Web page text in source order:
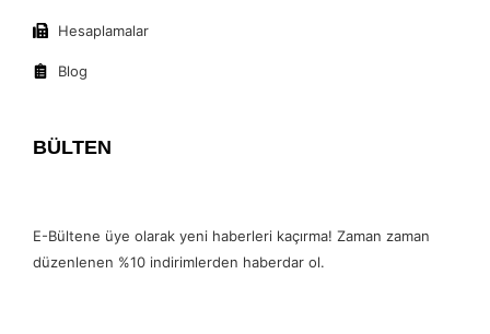
Hesaplamalar
Blog
BÜLTEN
E-Bültene üye olarak yeni haberleri kaçırma! Zaman zaman
düzenlenen %10 indirimlerden haberdar ol.